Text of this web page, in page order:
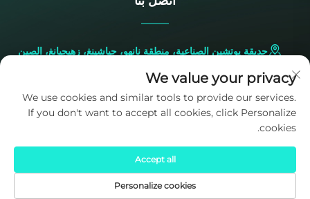
حديقة يوتشين الصناعية، منطقة نانهو، جياشينغ، زهيجيانغ، الصين
+86-573-83224422
[email protected]
We value your privacy
We use cookies and similar tools to provide our services.
If you don't want to accept all cookies, click Personalize
cookies.
Personalize cookies
Accept all